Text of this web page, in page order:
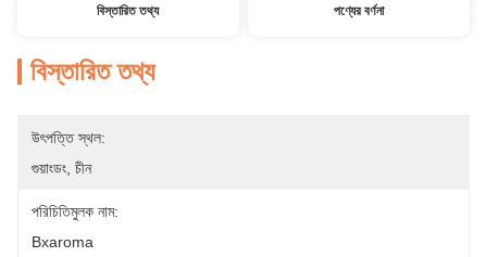
বিস্তারিত তথ্য পণ্যের বর্ণনা
বিস্তারিত তথ্য
উৎপত্তি স্থল:
গুয়াংডং, চীন
পরিচিতিমুলক নাম:
Bxaroma